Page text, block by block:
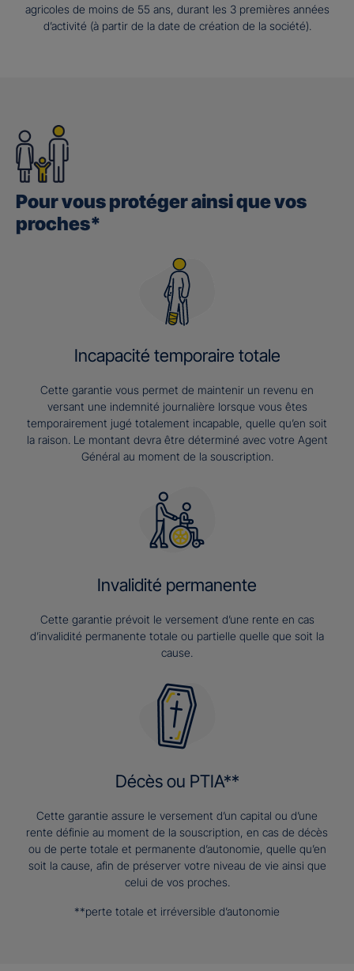
agricoles de moins de 55 ans, durant les 3 premières années
d’activité (à partir de la date de création de la société).
Pour vous protéger ainsi que vos
proches*
Incapacité temporaire totale
Cette garantie vous permet de maintenir un revenu en
versant une indemnité journalière lorsque vous êtes
temporairement jugé totalement incapable, quelle qu’en soit
la raison. Le montant devra être déterminé avec votre Agent
Général au moment de la souscription.
Invalidité permanente
Cette garantie prévoit le versement d’une rente en cas
d’invalidité permanente totale ou partielle quelle que soit la
cause.
Décès ou PTIA**
Cette garantie assure le versement d’un capital ou d’une
rente définie au moment de la souscription, en cas de décès
ou de perte totale et permanente d’autonomie, quelle qu’en
soit la cause, afin de préserver votre niveau de vie ainsi que
celui de vos proches.
**perte totale et irréversible d’autonomie